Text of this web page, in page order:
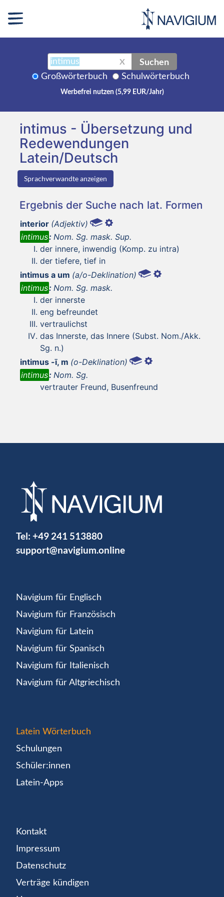
X Suchen
Großwörterbuch Schulwörterbuch
Werbefrei nutzen (5,99 EUR/Jahr)
intimus - Übersetzung und
Redewendungen
Latein/Deutsch
Sprachverwandte anzeigen
Ergebnis der Suche nach lat. Formen
interior (Adjektiv)
intimus: Nom. Sg. mask. Sup.
der innere, inwendig (Komp. zu intra)
der tiefere, tief in
intimus a um (a/o-Deklination)
intimus: Nom. Sg. mask.
der innerste
eng befreundet
vertraulichst
das Innerste, das Innere (Subst. Nom./Akk.
Sg. n.)
intimus -ī, m (o-Deklination)
intimus: Nom. Sg.
vertrauter Freund, Busenfreund
Tel: +49 241 513880
support@navigium.online
Navigium für Englisch
Navigium für Französisch
Navigium für Latein
Navigium für Spanisch
Navigium für Italienisch
Navigium für Altgriechisch
Latein Wörterbuch
Schulungen
Schüler:innen
Latein-Apps
Kontakt
Impressum
Datenschutz
Verträge kündigen